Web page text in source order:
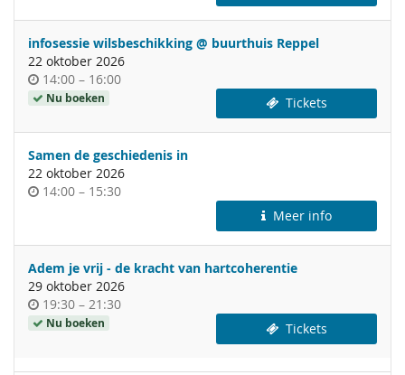
dag
infosessie wilsbeschikking @ buurthuis Reppel
22 oktober 2026
Tijdstip
van
dag
14:00 –tot
16:00
Nu boeken Tickets
Samen de geschiedenis in
22 oktober 2026
Tijdstip
dag
14:00 –tot
15:30
Meer info
Adem je vrij - de kracht van hartcoherentie
29 oktober 2026
Tijdstip
van
19:30 –tot
21:30
Nu boeken Tickets